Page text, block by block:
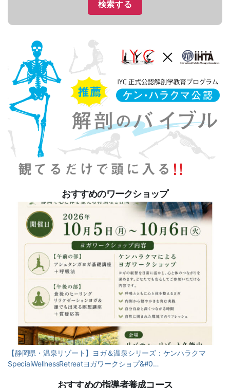
おすすめのワークショップ
【静岡県・温泉リゾート】ヨガ＆温泉シリーズ：ケンハラクマ
SpecialWellnessRetreatヨガワークショプ&#0…
おすすめの指導者養成コース